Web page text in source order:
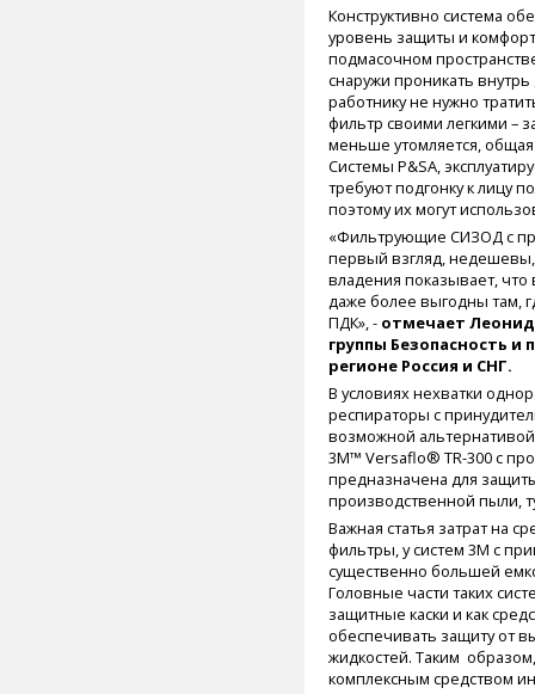
Конструктивно система
уровень защиты и
подмасочном
снаружи проникать
работнику не нужно
фильтр своими легкими –
меньше утомляется, общая
Системы P&SA,
требуют подгонку к лицу
поэтому их могут
«Фильтрующие СИЗОД с
первый взгляд, недешевы,
владения показывает,
даже более выгодны там,
ПДК», - отмечает
группы Безопасность
регионе Россия и СНГ.
В условиях нехватки
респираторы с
возможной
3M™ Versaflo® TR-300 с
предназначена для
производственной пыли,
Важная статья затрат на
фильтры, у систем 3М с
существенно большей
Головные части таких
защитные каски и как
обеспечивать защиту от
жидкостей. Таким
комплексным средством